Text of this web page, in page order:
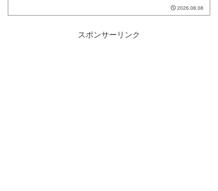
2026.08.08
スポンサーリンク